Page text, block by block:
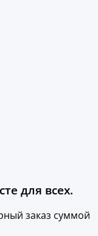
для всех.
заказ суммой